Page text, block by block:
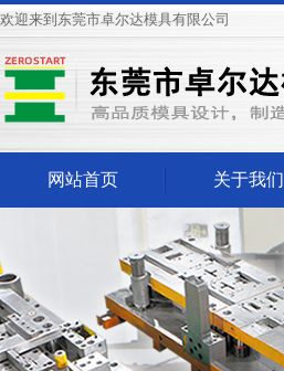
欢迎来到东莞市卓尔达模具有限公司
网站首页 关于我们